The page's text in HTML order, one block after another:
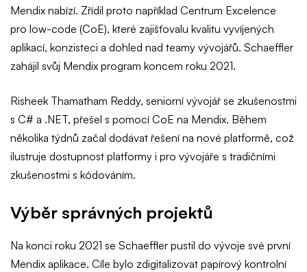
Mendix nabízí. Zřídil proto například Centrum Excelence
pro low-code (CoE), které zajišťovalu kvalitu vyvíjených
aplikací, konzisteci a dohled nad teamy vývojářů. Schaeffler
zahájil svůj Mendix program koncem roku 2021.
Risheek Thamatham Reddy, seniorní vývojář se zkušenostmi
s C# a .NET, přešel s pomocí CoE na Mendix. Během
několika týdnů začal dodávat řešení na nové platformě, což
ilustruje dostupnost platformy i pro vývojáře s tradičními
zkušenostmi s kódováním.
Výběr správných projektů
Na konci roku 2021 se Schaeffler pustil do vývoje své první
Mendix aplikace. Cíle bylo zdigitalizovat papírový kontrolní